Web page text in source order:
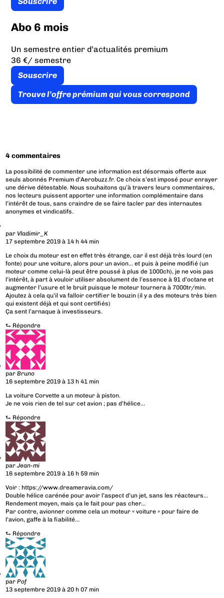
Abo 6 mois
Un semestre entier d’actualités premium
36 €/ semestre
Souscrire
Trouve l’offre prémium qui vous correspond
4 commentaires
La possibilité de commenter une information est désormais offerte aux
seuls abonnés Premium d’Aerobuzz.fr. Ce choix s’est imposé pour enrayer
une dérive détestable. Nous souhaitons qu’à travers leurs commentaires,
nos lecteurs puissent apporter une information complémentaire dans
l’intérêt de tous, sans craindre de se faire tacler par des internautes
anonymes et vindicatifs.
parVladimir_K
17 septembre 2019 à 14 h 44 min
Le choix du moteur est en effet très étrange, car il est déjà très lourd (en
fonte) pour une voiture, alors pour un avion… et puis à peine modifié (un
moteur comme celui-là peut être poussé à plus de 1000ch), je ne vois pas
l’intérêt, à part à vouloir utiliser absolument de l’essence à 91 d’octane et
augmenter l’usure et le bruit puisque le moteur tournera à 7000tr/min.
Ajoutez à cela qu’il va falloir certifier le bouzin (il y a des moteurs très bien
qui existent déjà et qui sont certifiés)
Ça sent l’arnaque à investisseurs.
⮑ Répondre
parBruno
16 septembre 2019 à 13 h 41 min
La voiture Corvette a un moteur à piston.
Je ne vois rien de tel sur cet avion ; pas d’hélice…
⮑ Répondre
parJean-mi
16 septembre 2019 à 16 h 59 min
Voir : https://www.dreameravia.com/
Double hélice carénée pour avoir l’aspect d’un jet, sans les réacteurs…
Rendement moyen, mais ça le fait pour pas cher…
Par contre, avionner comme cela un moteur « voiture » pour faire de
l’avion, gaffe à la fiabilité…
⮑ Répondre
parPof
13 septembre 2019 à 20 h 07 min